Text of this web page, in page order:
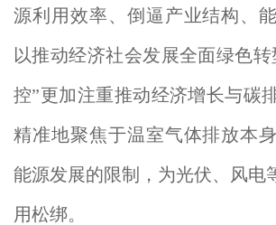
源利用效率、倒逼产业结构、
以推动经济社会发展全面绿色转
控”更加注重推动经济增长与碳
精准地聚焦于温室气体排放本
能源发展的限制，为光伏、风电
用松绑。